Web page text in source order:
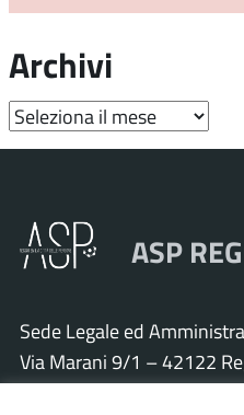
Archivi
Archivi
ASP
Sede Legale ed
Via Marani 9/1 – 42122
Tel. 0522 571011 – Fax